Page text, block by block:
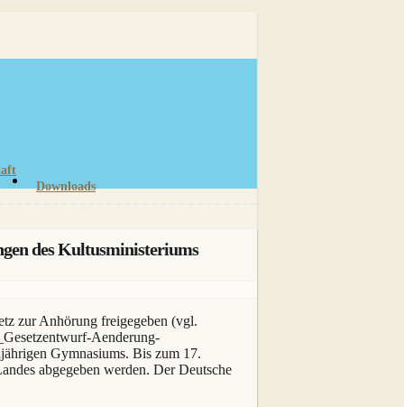
Downloads
des Kultusministeriums
zur Anhörung freigegeben (vgl.
Aenderung-
Gymnasiums. Bis zum 17.
abgegeben werden. Der Deutsche